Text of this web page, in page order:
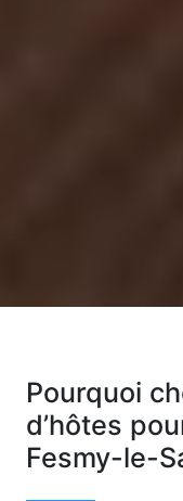
Pourquoi
d’hôtes
Fesmy-le-